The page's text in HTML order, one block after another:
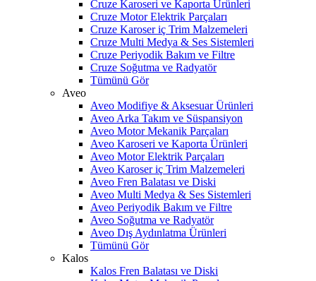
Cruze Karoseri ve Kaporta Ürünleri
Cruze Motor Elektrik Parçaları
Cruze Karoser iç Trim Malzemeleri
Cruze Multi Medya & Ses Sistemleri
Cruze Periyodik Bakım ve Filtre
Cruze Soğutma ve Radyatör
Tümünü Gör
Aveo
Aveo Modifiye & Aksesuar Ürünleri
Aveo Arka Takım ve Süspansiyon
Aveo Motor Mekanik Parçaları
Aveo Karoseri ve Kaporta Ürünleri
Aveo Motor Elektrik Parçaları
Aveo Karoser iç Trim Malzemeleri
Aveo Fren Balatası ve Diski
Aveo Multi Medya & Ses Sistemleri
Aveo Periyodik Bakım ve Filtre
Aveo Soğutma ve Radyatör
Aveo Dış Aydınlatma Ürünleri
Tümünü Gör
Kalos
Kalos Fren Balatası ve Diski